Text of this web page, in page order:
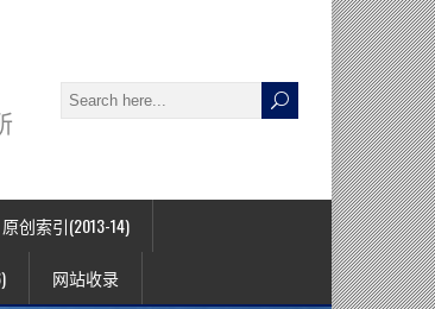
原创索引(2013-14)
网站收录